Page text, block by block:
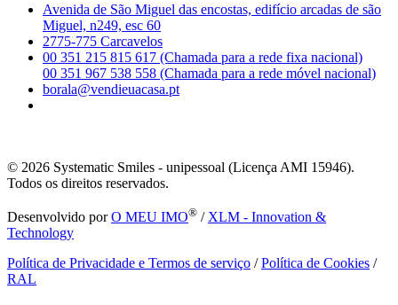
Avenida de São Miguel das encostas, edifício arcadas de são
Miguel, n249, esc 60
2775-775 Carcavelos
00 351 215 815 617 (Chamada para a rede fixa nacional)
00 351 967 538 558 (Chamada para a rede móvel nacional)
borala@vendieuacasa.pt
© 2026 Systematic Smiles - unipessoal (Licença AMI 15946).
Todos os direitos reservados.
Desenvolvido porO MEU IMO® / XLM - Innovation &
Technology
Política de Privacidade e Termos de serviço /Política de Cookies /
RAL